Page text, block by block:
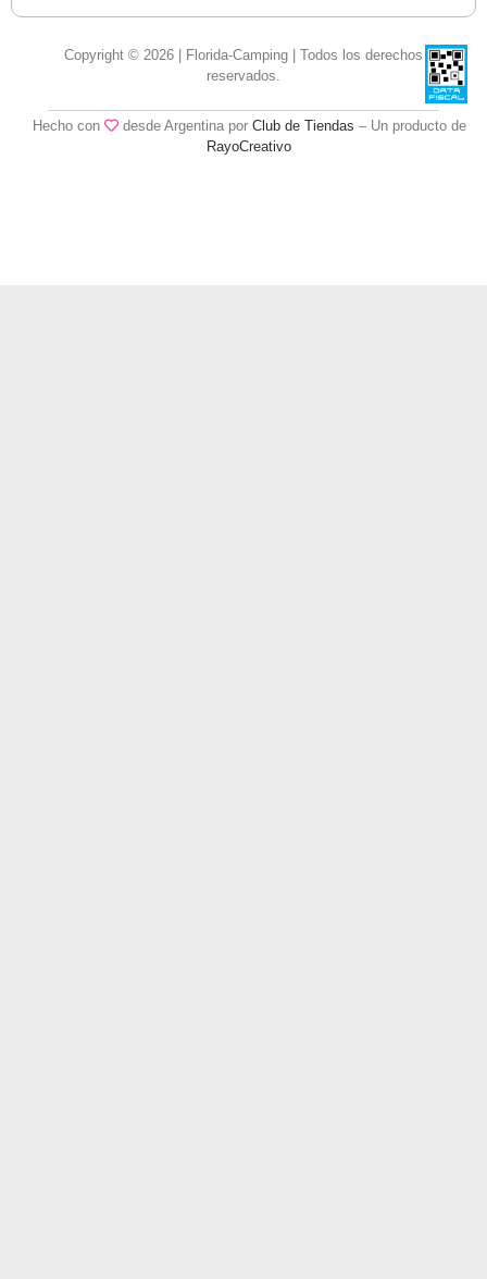
Copyright © 2026 | Florida-Camping | Todos los derechos
reservados.
Hecho con desde Argentina por Club de Tiendas – Un producto de
RayoCreativo